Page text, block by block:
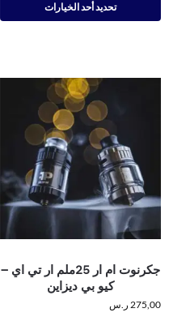
تحديد أحد الخيارات
جكرنوت ام ار 25ملم ار تي اي –
كيو بي ديزاين
275,00 ر.س